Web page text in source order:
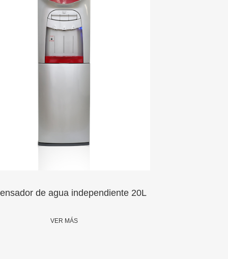
Dispensador de agua independiente 20L